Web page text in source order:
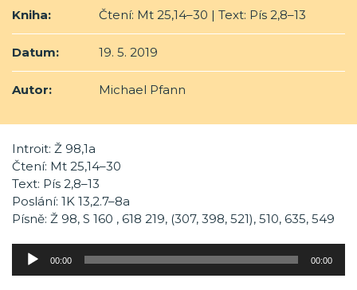
Kniha: Čtení: Mt 25,14–30 | Text: Pís 2,8–13
Datum: 19. 5. 2019
Autor: Michael Pfann
Introit: Ž 98,1a
Čtení: Mt 25,14–30
Text: Pís 2,8–13
Poslání: 1K 13,2.7–8a
Písně: Ž 98, S 160 , 618 219, (307, 398, 521), 510, 635, 549
Audio
00:00 00:00